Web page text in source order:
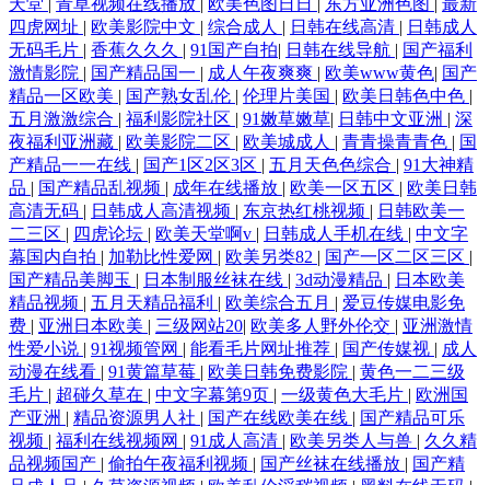
四虎网址 | 欧美影院中文 | 综合成人 | 日韩在线高清 | 日韩成人
无码毛片 | 香蕉久久久 | 91国产自拍| 日韩在线导航 | 国产福利
激情影院 | 国产精品国一 | 成人午夜爽爽 | 欧美www黄色| 国产
精品一区欧美 | 国产熟女乱伦 | 伦理片美国 | 欧美日韩色中色 |
五月激激综合 | 福利影院社区 | 91嫩草嫩草| 日韩中文亚洲 | 深
夜福利亚洲藏 | 欧美影院二区 | 欧美城成人 | 青青操青青色 | 国
产精品一一在线 | 国产1区2区3区 | 五月天色色综合 | 91大神精
品 | 国产精品乱视频 | 成年在线播放 | 欧美一区五区 | 欧美日韩
高清无码 | 日韩成人高清视频 | 东京热红桃视频 | 日韩欧美一
二三区 | 四虎论坛 | 欧美天堂啊v | 日韩成人手机在线 | 中文字
幕国内自拍 | 加勒比性爱网 | 欧美另类82 | 国产一区二区三区 |
国产精品美脚玉 | 日本制服丝袜在线 | 3d动漫精品 | 日本欧美
精品视频 | 五月天精品福利 | 欧美综合五月 | 爱豆传媒电影免
费 | 亚洲日本欧美 | 三级网站20| 欧美多人野外伦交 | 亚洲激情
性爱小说 | 91视频管网 | 能看毛片网址推荐 | 国产传媒视 | 成人
动漫在线看 | 91黄篇草莓 | 欧美日韩免费影院 | 黄色一二三级
毛片 | 超碰久草在 | 中文字幕第9页 | 一级黄色大毛片 | 欧洲国
产亚洲 | 精品资源男人社 | 国产在线欧美在线 | 国产精品可乐
视频 | 福利在线视频网 | 91成人高清 | 欧美另类人与兽 | 久久精
品视频国产 | 偷拍午夜福利视频 | 国产丝袜在线播放 | 国产精